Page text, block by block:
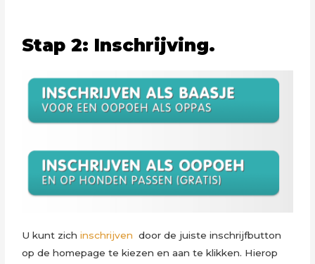
Stap 2: Inschrijving.
U kunt zichinschrijven door de juiste inschrijfbutton
op de homepage te kiezen en aan te klikken. Hierop